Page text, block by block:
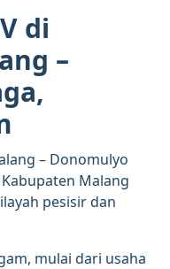
di
–
– Donomulyo
Malang
pesisir dan
mulai dari usaha